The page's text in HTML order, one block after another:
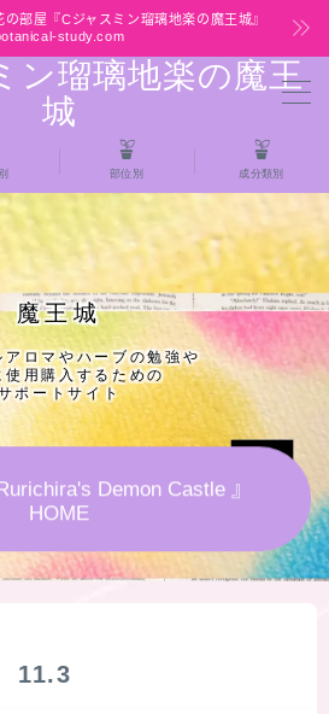
の部屋『Cジャスミン瑠璃地楽の魔王城』
study.com
瑠璃地楽の魔王
城
部屋
スパイス基材 プチ辞典ク
イズ
ェック
部位別 成分類別
魔王城
アロマやハーブの勉強や
使用購入するための
ポートサイト
Demon Castle 』
HOME
11.3